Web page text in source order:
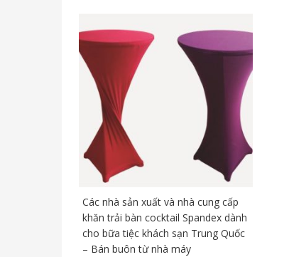
Các nhà sản xuất và nhà cung cấp
khăn trải bàn cocktail Spandex dành
cho bữa tiệc khách sạn Trung Quốc
– Bán buôn từ nhà máy